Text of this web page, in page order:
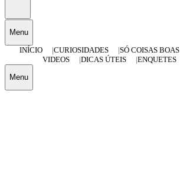
Menu
INÍCIO
CURIOSIDADES SÓ COISAS BOAS
VIDEOS
DICAS ÚTEIS ENQUETES
Menu